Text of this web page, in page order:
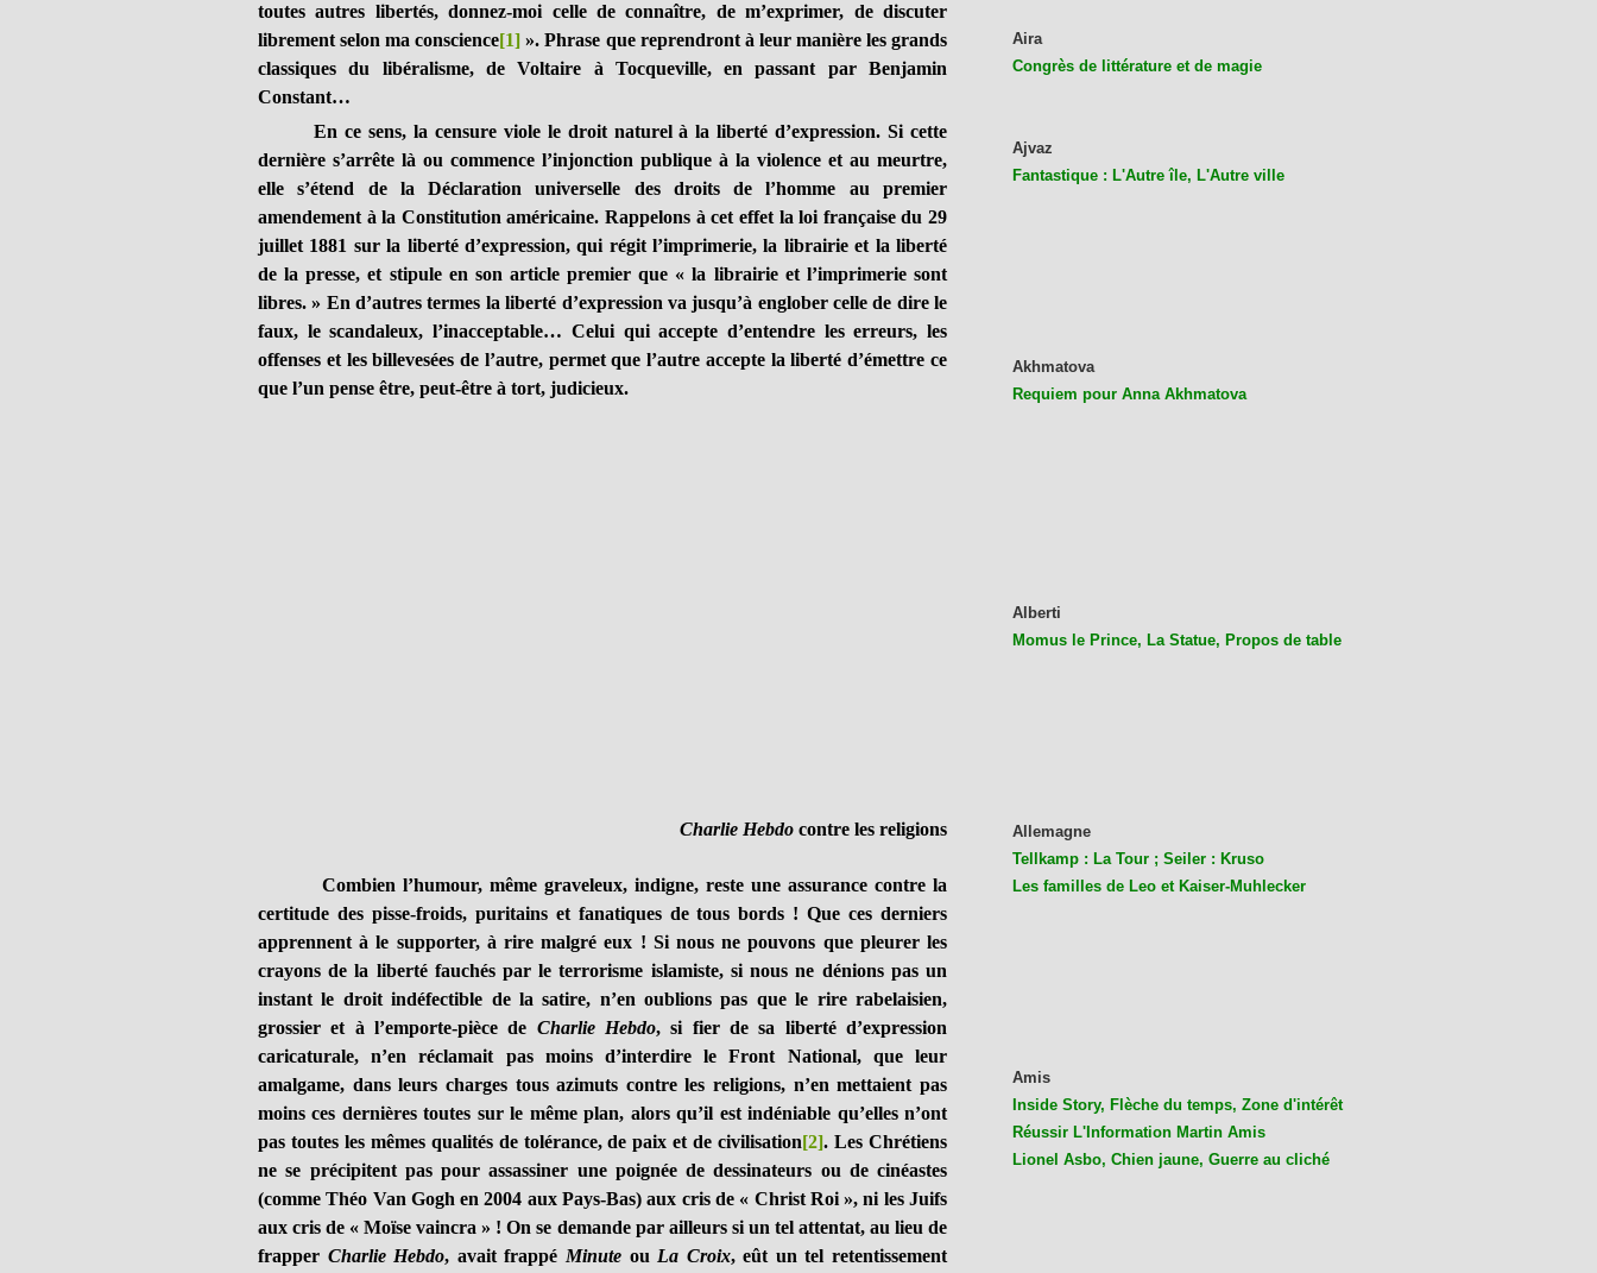
toutes autres libertés, donnez-moi celle de connaître, de m’exprimer, de discuter
librement selon ma conscience[1] ». Phrase que reprendront à leur manière les grands
classiques du libéralisme, de Voltaire à Tocqueville, en passant par Benjamin
Constant…
En ce sens, la censure viole le droit naturel à la liberté d’expression. Si cette
dernière s’arrête là ou commence l’injonction publique à la violence et au meurtre,
elle s’étend de la Déclaration universelle des droits de l’homme au premier
amendement à la Constitution américaine. Rappelons à cet effet la loi française du 29
juillet 1881 sur la liberté d’expression, qui régit l’imprimerie, la librairie et la liberté
de la presse, et stipule en son article premier que « la librairie et l’imprimerie sont
libres. » En d’autres termes la liberté d’expression va jusqu’à englober celle de dire le
faux, le scandaleux, l’inacceptable… Celui qui accepte d’entendre les erreurs, les
offenses et les billevesées de l’autre, permet que l’autre accepte la liberté d’émettre ce
que l’un pense être, peut-être à tort, judicieux.
Charlie Hebdo contre les religions
Combien l’humour, même graveleux, indigne, reste une assurance contre la
certitude des pisse-froids, puritains et fanatiques de tous bords ! Que ces derniers
apprennent à le supporter, à rire malgré eux ! Si nous ne pouvons que pleurer les
crayons de la liberté fauchés par le terrorisme islamiste, si nous ne dénions pas un
instant le droit indéfectible de la satire, n’en oublions pas que le rire rabelaisien,
grossier et à l’emporte-pièce de Charlie Hebdo, si fier de sa liberté d’expression
caricaturale, n’en réclamait pas moins d’interdire le Front National, que leur
amalgame, dans leurs charges tous azimuts contre les religions, n’en mettaient pas
moins ces dernières toutes sur le même plan, alors qu’il est indéniable qu’elles n’ont
pas toutes les mêmes qualités de tolérance, de paix et de civilisation[2]. Les Chrétiens
ne se précipitent pas pour assassiner une poignée de dessinateurs ou de cinéastes
(comme Théo Van Gogh en 2004 aux Pays-Bas) aux cris de « Christ Roi », ni les Juifs
aux cris de « Moïse vaincra » ! On se demande par ailleurs si un tel attentat, au lieu de
frapper Charlie Hebdo, avait frappé Minuteou La Croix, eût un tel retentissement
Aira
Congrès de littérature et de magie
Ajvaz
Fantastique : L'Autre île, L'Autre ville
Akhmatova
Requiem pour Anna Akhmatova
Alberti
Momus le Prince, La Statue, Propos de table
Allemagne
Tellkamp : La Tour ; Seiler : Kruso
Les familles de Leo et Kaiser-Muhlecker
Amis
Inside Story, Flèche du temps, Zone d'intérêt
Réussir L'Information Martin Amis
Lionel Asbo, Chien jaune, Guerre au cliché